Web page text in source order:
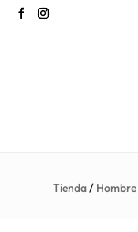
Tienda/ Hombre